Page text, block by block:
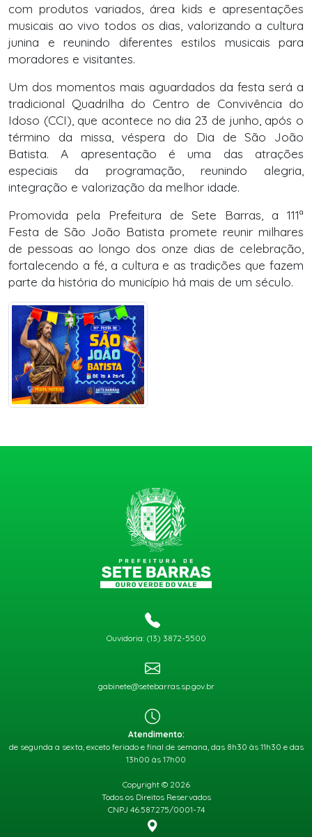
com produtos variados, área kids e apresentações
musicais ao vivo todos os dias, valorizando a cultura
junina e reunindo diferentes estilos musicais para
moradores e visitantes.
Um dos momentos mais aguardados da festa será a
tradicional Quadrilha do Centro de Convivência do
Idoso (CCI), que acontece no dia 23 de junho, após o
término da missa, véspera do Dia de São João
Batista. A apresentação é uma das atrações
especiais da programação, reunindo alegria,
integração e valorização da melhor idade.
Promovida pela Prefeitura de Sete Barras, a 111ª
Festa de São João Batista promete reunir milhares
de pessoas ao longo dos onze dias de celebração,
fortalecendo a fé, a cultura e as tradições que fazem
parte da história do município há mais de um século.
Ouvidoria: (13) 3872-5500
gabinete@setebarras.sp.gov.br
Atendimento:
de segunda a sexta, exceto feriado e final de semana, das 8h30 às 11h30 e das
13h00 às 17h00
Copyright © 2026
Todos os Direitos Reservados
CNPJ 46.587.275/0001-74